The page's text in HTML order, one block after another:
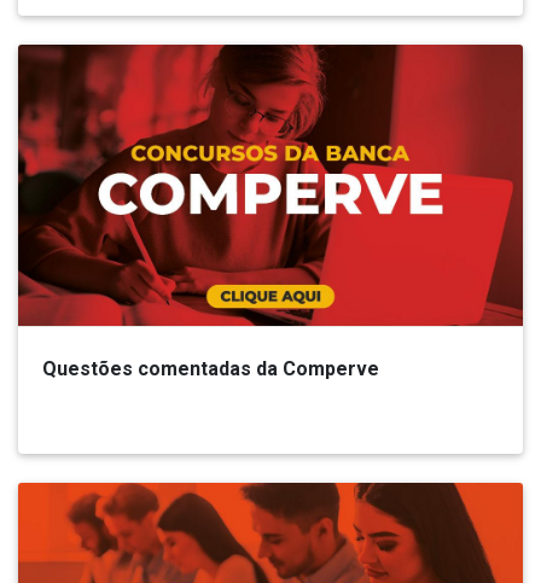
Questões comentadas da Comperve